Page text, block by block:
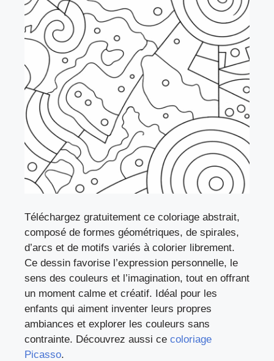
Téléchargez gratuitement ce coloriage abstrait,
composé de formes géométriques, de spirales,
d’arcs et de motifs variés à colorier librement.
Ce dessin favorise l’expression personnelle, le
sens des couleurs et l’imagination, tout en offrant
un moment calme et créatif. Idéal pour les
enfants qui aiment inventer leurs propres
ambiances et explorer les couleurs sans
contrainte. Découvrez aussi ce coloriage
Picasso.